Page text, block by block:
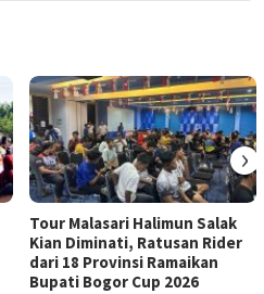
Tour Malasari Halimun Salak
Kian Diminati, Ratusan Rider
dari 18 Provinsi Ramaikan
Bupati Bogor Cup 2026
›